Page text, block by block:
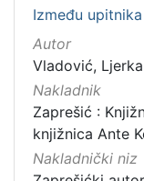
Između
Autor
Vladović, Ljerka
Nakladnik
Zaprešić :
knjižnica Ante
Nakladnički niz